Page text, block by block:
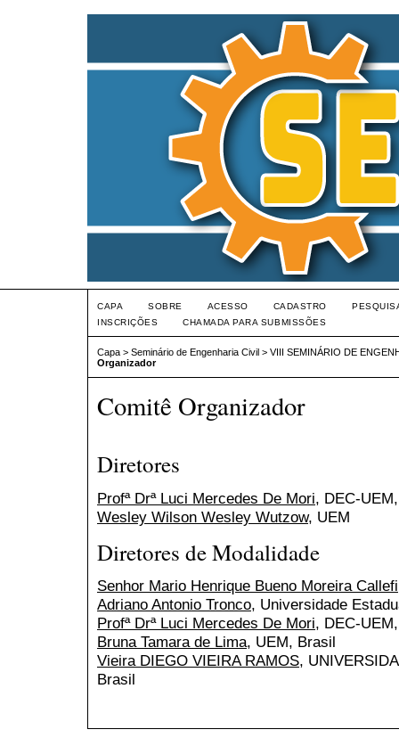
CAPA SOBRE ACESSO CADASTRO
INSCRIÇÕES
CHAMADA PARA SUBMISSÕES
Capa > Seminário de Engenharia Civil > VIII SEMINÁRIO DE
Organizador
Comitê Organizador
Diretores
Profª Drª Luci Mercedes De Mori, DEC-
Wesley Wilson Wesley Wutzow, UEM
Diretores de Modalidade
Senhor Mario Henrique Bueno Moreira Callefi
Adriano Antonio Tronco, Universidade
Profª Drª Luci Mercedes De Mori, DEC-
Bruna Tamara de Lima, UEM, Brasil
Vieira DIEGO VIEIRA RAMOS,
Brasil